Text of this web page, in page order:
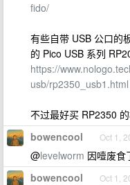
fido/
有些自带 USB 公口的
的 Pico USB 系列
https://
usb/rp2350_usb1.html
不过最好买 RP2350
bowencool Oct 1,
@levelworm 因噎废食
bowencool Oct 1,